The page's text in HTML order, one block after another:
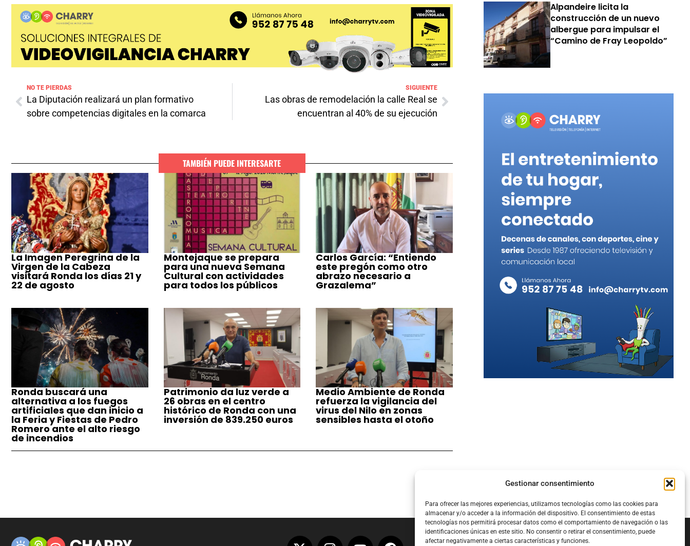
Gestionar consentimiento
Para ofrecer las mejores experiencias, utilizamos tecnologías como las cookies para
almacenar y/o acceder a la información del dispositivo. El consentimiento de estas
tecnologías nos permitirá procesar datos como el comportamiento de navegación o las
identificaciones únicas en este sitio. No consentir o retirar el consentimiento, puede
afectar negativamente a ciertas características y funciones.
NO TE PIERDAS
La Diputación realizará un plan formativo
sobre competencias digitales en la comarca
SIGUIENTE
Las obras de remodelación la calle Real se
encuentran al 40% de su ejecución
TAMBIÉN PUEDE INTERESARTE
La Imagen Peregrina de la
Virgen de la Cabeza
visitará Ronda los días 21 y
22 de agosto
Montejaque se prepara
para una nueva Semana
Cultural con actividades
para todos los públicos
Carlos García: “Entiendo
este pregón como otro
abrazo necesario a
Grazalema”
Ronda buscará una
alternativa a los fuegos
artificiales que dan inicio a
la Feria y Fiestas de Pedro
Romero ante el alto riesgo
de incendios
Patrimonio da luz verde a
26 obras en el centro
histórico de Ronda con una
inversión de 839.250 euros
Medio Ambiente de Ronda
refuerza la vigilancia del
virus del Nilo en zonas
sensibles hasta el otoño
Alpandeire licita la
construcción de un nuevo
albergue para impulsar el
“Camino de Fray Leopoldo”